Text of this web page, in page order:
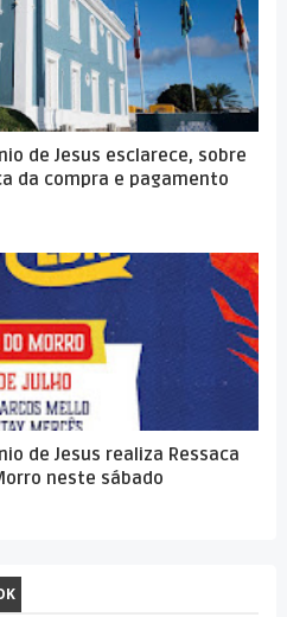
de Jesus esclarece, sobre
da compra e pagamento
de Jesus realiza Ressaca
neste sábado